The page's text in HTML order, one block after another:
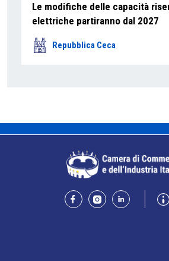
Le modifiche delle capacità
elettriche partiranno dal 2027
Repubblica Ceca